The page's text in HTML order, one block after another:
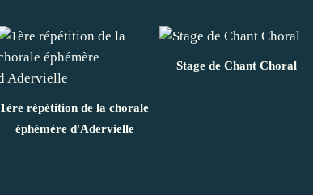
1ère répétition de la chorale
éphémère d'Adervielle
Stage de Chant Choral